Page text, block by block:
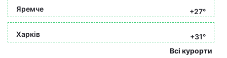
Яремче +27°
Харків
+31°
Всі курорти